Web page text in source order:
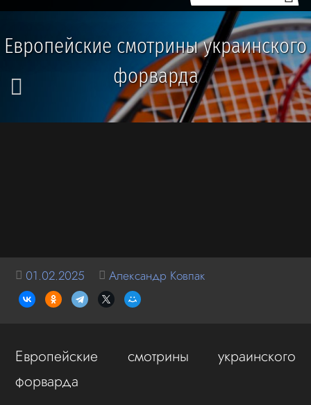
Европейские смотрины украинского
форварда
01.02.2025 Александр Ковпак
Европейские смотрины украинского
форварда